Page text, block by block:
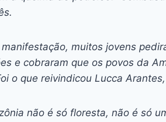
muitos jovens
e cobraram que os povos da
o que reivindicou Lucca
não é só floresta, não é só